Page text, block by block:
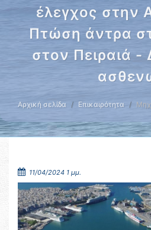
έλεγχος στην
Πτώση άντρα
στον Πειραιά -
Αρχική σελίδα Επικαιρότητα
11/04/2024 1 μμ.